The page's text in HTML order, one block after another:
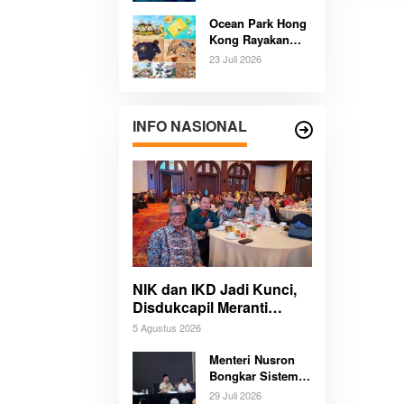
Budaya dan Alam
Tak Terlupakan
Bersama
Ocean Park Hong
Kong Rayakan
Ulang Tahun
Pulang Mobil
Listrik Mewah
23 Juli 2026
INFO NASIONAL
NIK dan IKD Jadi Kunci,
Disdukcapil Meranti
Percepat Revolusi
5 Agustus 2026
Menteri Nusron
Bongkar Sistem
Karier Baru
29 Juli 2026